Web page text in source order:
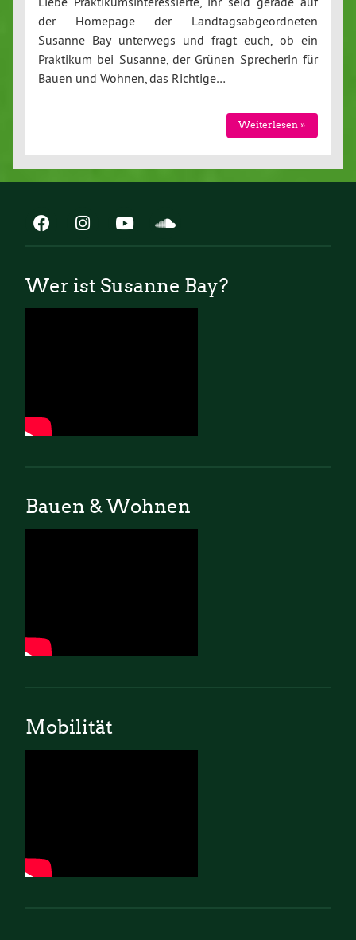
der Homepage der Landtagsabgeordneten
Susanne Bay unterwegs und fragt euch, ob ein
Praktikum bei Susanne, der Grünen Sprecherin für
Bauen und Wohnen, das Richtige…
Weiterlesen »
Wer ist Susanne Bay?
Bauen & Wohnen
Mobilität